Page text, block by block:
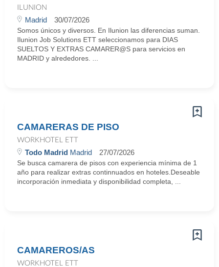
ILUNION
Madrid 30/07/2026
Somos únicos y diversos. En Ilunion las diferencias suman.
Ilunion Job Solutions ETT seleccionamos para DIAS
SUELTOS Y EXTRAS CAMARER@S para servicios en
MADRID y alrededores. ...
CAMARERAS DE PISO
WORKHOTEL ETT
Todo Madrid Madrid 27/07/2026
Se busca camarera de pisos con experiencia mínima de 1
año para realizar extras continnuados en hoteles.Deseable
incorporación inmediata y disponibilidad completa, ...
CAMAREROS/AS
WORKHOTEL ETT